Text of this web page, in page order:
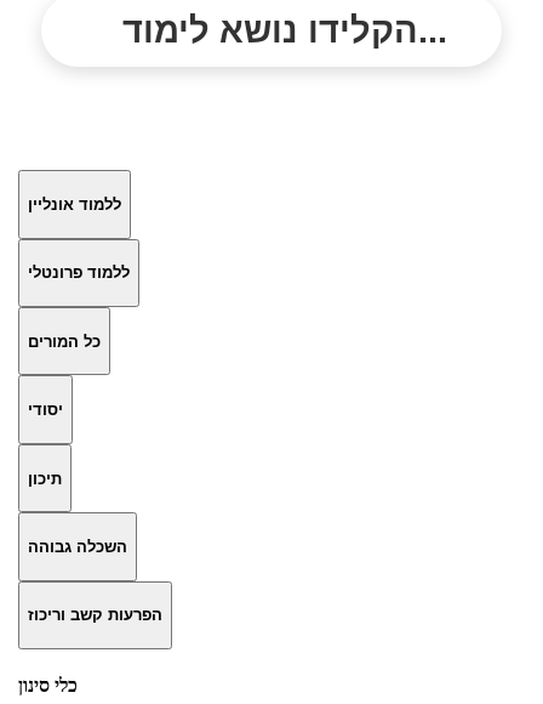
הקלידו נושא לימוד...
ללמוד אונליין
ללמוד פרונטלי
כל המורים
יסודי
תיכון
השכלה גבוהה
הפרעות קשב וריכוז
כלי סינון